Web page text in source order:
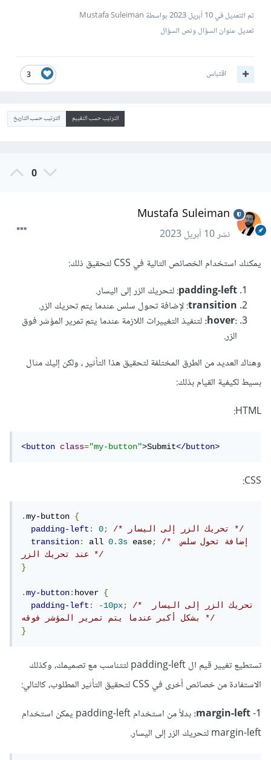
تم التعديل في10 أبريل 2023
بواسطة Mustafa Suleiman
تعديل عنوان السؤال ونص السؤال
3 اقتباس
الترتيب حسب التقييم الترتيب حسب التاريخ
0
Mustafa Suleiman
نشر10 أبريل 2023
يمكنك استخدام الخصائص التالية في CSS لتحقيق ذلك:
padding-left: لتحريك الزر إلى اليسار.
transition: لإضافة تحول سلس عندما يتم تحريك الزر.
لتنفيذ التغييرات اللازمة عندما يتم تمرير المؤشر فوق
الزر.
وهناك العديد من الطرق المختلفة لتحقيق هذا التأثير ، ولكن إليك مثال
بسيط لكيفية القيام بذلك:
HTML:
<button class="my-button">Submit</button>
CSS:
.my-button {
padding-left: 0;
/* تحريك الزر إلى اليسار */
transition: all 0.3s ease;
/* إضافة تحول سلس
عند تحريك الزر */
}
.my-button:hover {
padding-left: -10px;
/* تحريك الزر إلى اليسار
بشكل أكبر عندما يتم تمرير المؤشر فوقه */
}
تستطيع تغيير قيم ال padding-left لتتناسب مع تصميمك، وكذلك
الاستفادة من خصائص أخرى في CSS لتحقيق التأثير المطلوب، كالتالي:
1-
margin-left:
بدلاً من استخدام padding-left يمكن استخدام
margin-left لتحريك الزر إلى اليسار.